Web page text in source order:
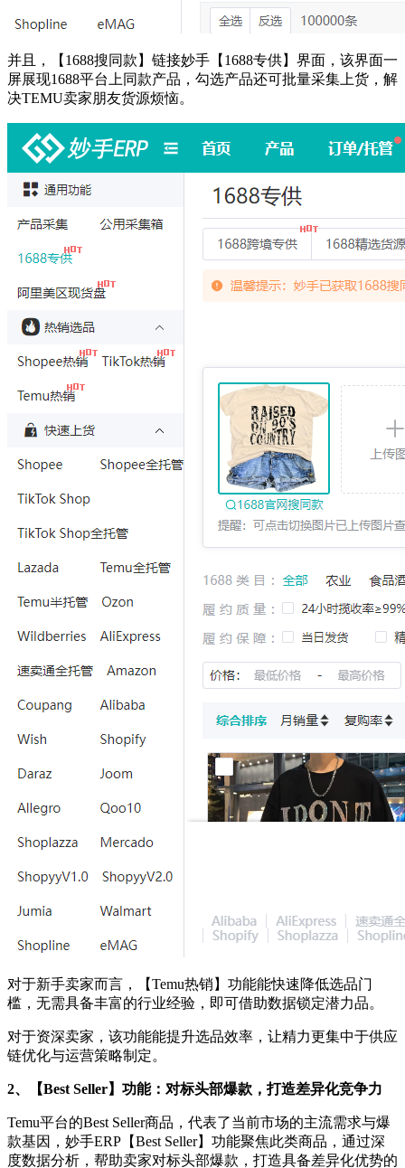
并且，【1688搜同款】链接妙手【1688专供】界面，该界面一
屏展现1688平台上同款产品，勾选产品还可批量采集上货，解
决TEMU卖家朋友货源烦恼。
对于新手卖家而言，【Temu热销】功能能快速降低选品门
槛，无需具备丰富的行业经验，即可借助数据锁定潜力品。
对于资深卖家，该功能能提升选品效率，让精力更集中于供应
链优化与运营策略制定。
2、【Best Seller】功能：对标头部爆款，打造差异化竞争力
Temu平台的Best Seller商品，代表了当前市场的主流需求与爆
款基因，妙手ERP【Best Seller】功能聚焦此类商品，通过深
度数据分析，帮助卖家对标头部爆款，打造具备差异化优势的